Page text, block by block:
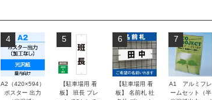
4
A2（420×594）
ポスター 出力
5
【駐車場用 看
板】 班長 プレ
6
【駐車場用 看
板】 名前札 社
7
A1 アルミフレ
ームセット（半